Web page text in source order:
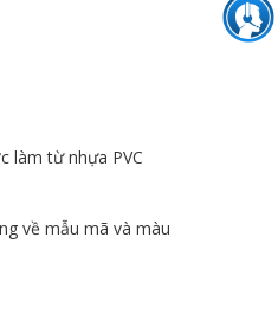
làm từ nhựa PVC
về mẫu mã và màu